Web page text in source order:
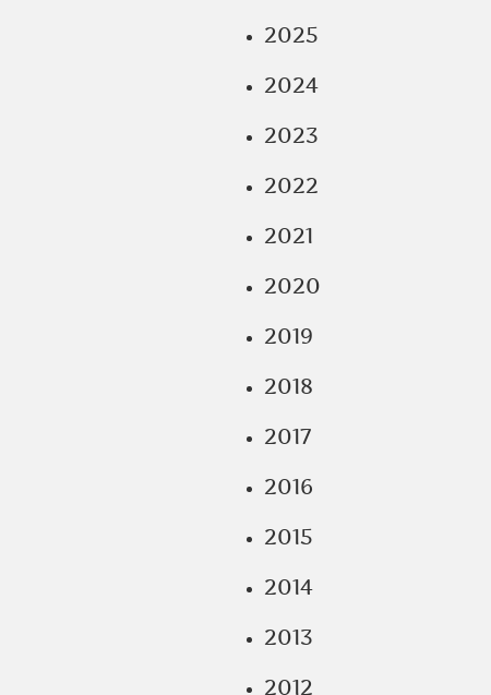
2025
2024
2023
2022
2021
2020
2019
2018
2017
2016
2015
2014
2013
2012